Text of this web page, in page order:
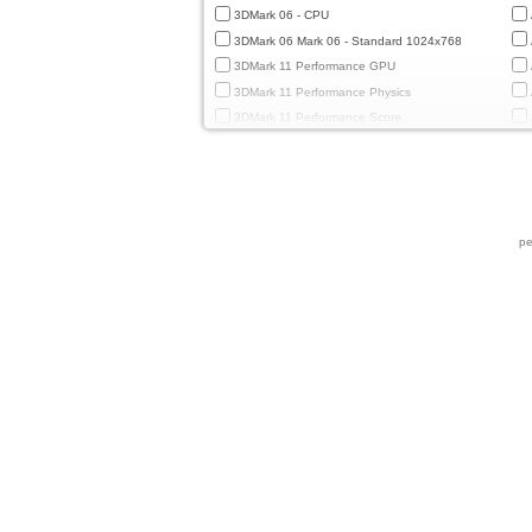
3DMark 06 - CPU
3DMark 06 Mark 06 - Standard 1024x768
3DMark 11 Performance GPU
3DMark 11 Performance Physics
3DMark 11 Performance Score